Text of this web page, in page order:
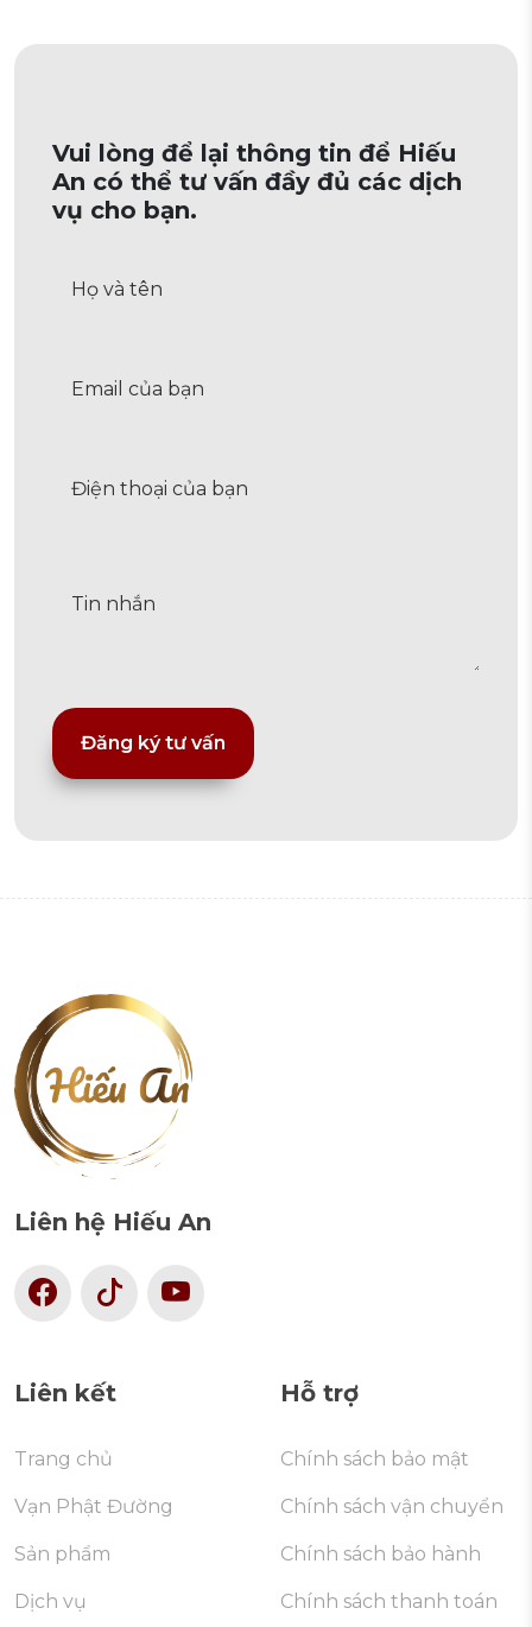
Vui lòng để lại thông tin để Hiếu
An có thể tư vấn đầy đủ các dịch
vụ cho bạn.
Liên hệ Hiếu An
Liên kết
Trang chủ
Vạn Phật Đường
Sản phẩm
Dịch vụ
Hỗ trợ
Chính sách bảo mật
Chính sách vận chuyển
Chính sách bảo hành
Chính sách thanh toán